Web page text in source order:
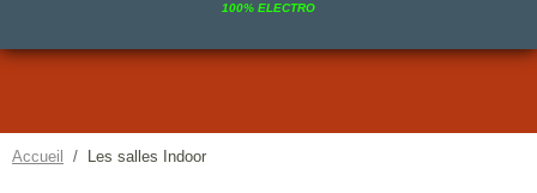
100% ELECTRO
Accueil Les salles Indoor